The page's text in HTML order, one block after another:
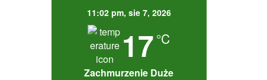
11:02 pm, sie 7, 2026
17 °C
Zachmurzenie Duże